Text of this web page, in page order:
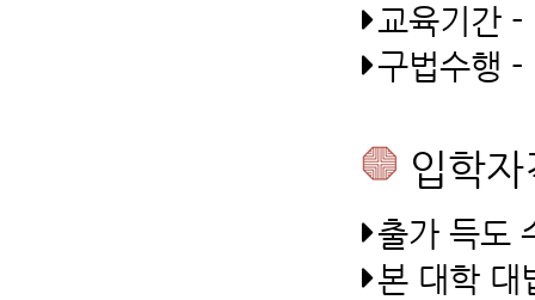
교육기간 -
구법수행 -
입학자
출가 득도
본 대학 대